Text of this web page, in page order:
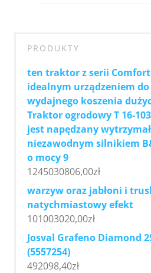
PRODUKTY
ten traktor z serii
idealnym urządzeniem do
wydajnego koszenia
Traktor ogrodowy T 16-
jest napędzany
niezawodnym silnikiem
o mocy 9
1245030806,00zł
warzyw oraz jabłoni i
natychmiastowy efekt
101003020,00zł
Josval Grafeno Diamond
(5557254)
492098,40zł